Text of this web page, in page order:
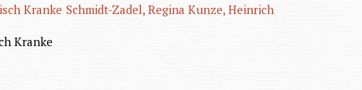
Kranke Schmidt-Zadel, Regina Kunze, Heinrich
Kranke